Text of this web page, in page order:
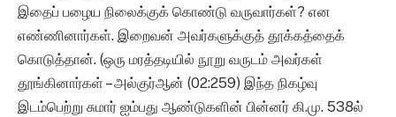
இதைப் பழைய நிலைக்குக் கொண்டு வருவார்கள்? என
எண்ணினார்கள். இறைவன் அவர்களுக்குத் தூக்கத்தைக்
கொடுத்தான். (ஒரு மரத்தடியில் நூறு வருடம் அவர்கள்
தூங்கினார்கள் – அல்குர்ஆன் (02:259) இந்த நிகழ்வு
இடம்பெற்று சுமார் ஐம்பது ஆண்டுகளின் பின்னர் கி.மு. 538ல்